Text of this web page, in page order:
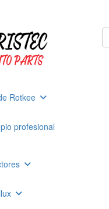
Rotkee
profesional